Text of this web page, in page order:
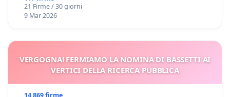
21 Firme / 30 giorni
9 Mar 2026
VERGOGNA! FERMIAMO LA NOMINA DI BASSETTI AI
VERTICI DELLA RICERCA PUBBLICA
14 869 firme